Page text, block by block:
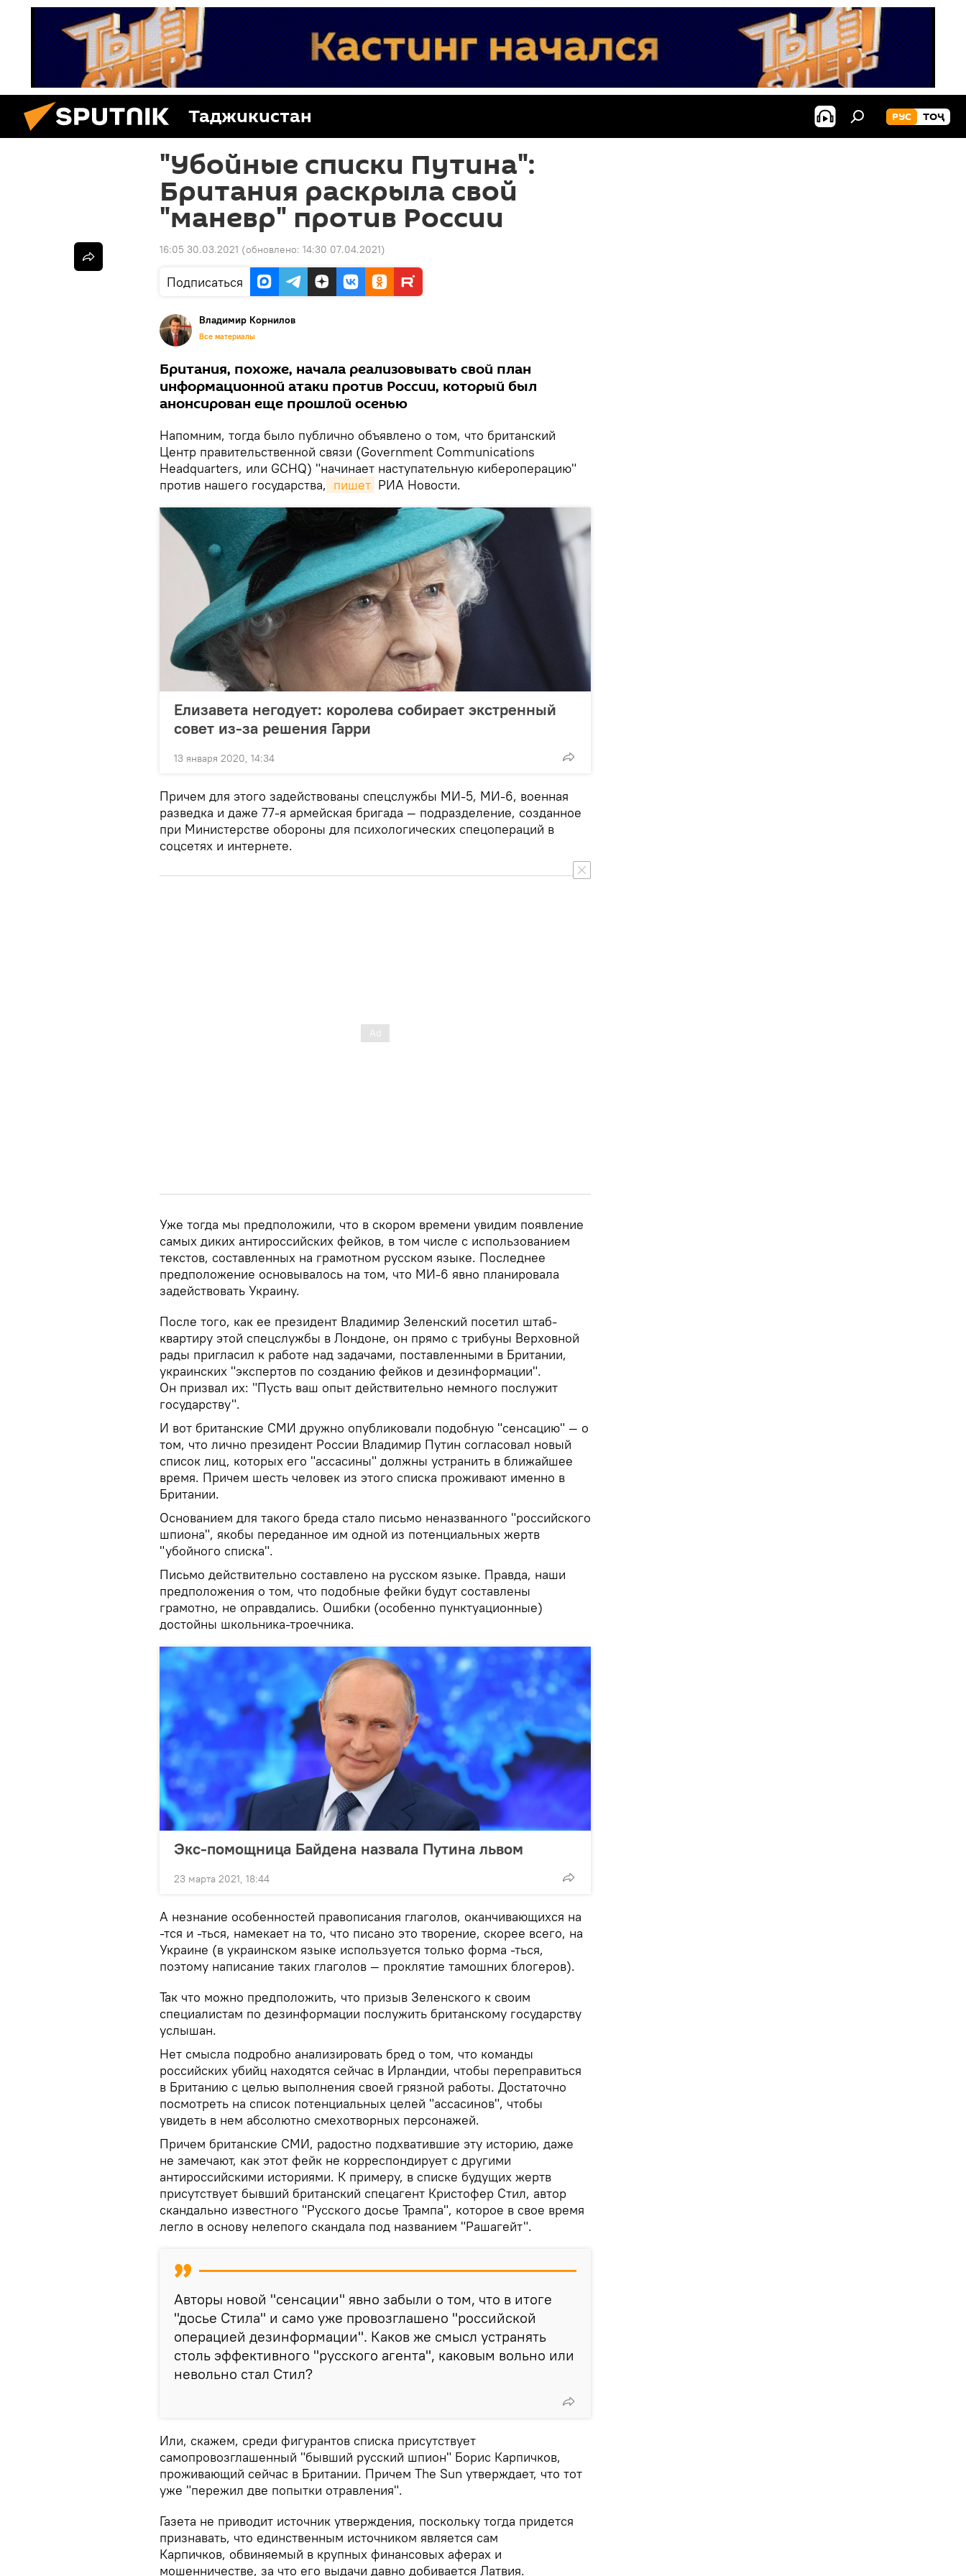
Таджикистан РУС ТОҶ
"Убойные списки Путина":
Британия раскрыла свой
"маневр" против России
16:05 30.03.2021 (обновлено: 14:30 07.04.2021)
Подписаться
Владимир Корнилов
Все материалы
Британия, похоже, начала реализовывать свой план
информационной атаки против России, который был
анонсирован еще прошлой осенью
Напомним, тогда было публично объявлено о том, что британский
Центр правительственной связи (Government Communications
Headquarters, или GCHQ) "начинает наступательную кибероперацию"
против нашего государства, пишет РИА Новости.
Елизавета негодует: королева собирает экстренный
совет из-за решения Гарри
13 января 2020, 14:34
Причем для этого задействованы спецслужбы МИ-5, МИ-6, военная
разведка и даже 77-я армейская бригада — подразделение, созданное
при Министерстве обороны для психологических спецопераций в
соцсетях и интернете.
Уже тогда мы предположили, что в скором времени увидим появление
самых диких антироссийских фейков, в том числе с использованием
текстов, составленных на грамотном русском языке. Последнее
предположение основывалось на том, что МИ-6 явно планировала
задействовать Украину.
После того, как ее президент Владимир Зеленский посетил штаб-
квартиру этой спецслужбы в Лондоне, он прямо с трибуны Верховной
рады пригласил к работе над задачами, поставленными в Британии,
украинских "экспертов по созданию фейков и дезинформации".
Он призвал их: "Пусть ваш опыт действительно немного послужит
государству".
И вот британские СМИ дружно опубликовали подобную "сенсацию" — о
том, что лично президент России Владимир Путин согласовал новый
список лиц, которых его "ассасины" должны устранить в ближайшее
время. Причем шесть человек из этого списка проживают именно в
Британии.
Основанием для такого бреда стало письмо неназванного "российского
шпиона", якобы переданное им одной из потенциальных жертв
"убойного списка".
Письмо действительно составлено на русском языке. Правда, наши
предположения о том, что подобные фейки будут составлены
грамотно, не оправдались. Ошибки (особенно пунктуационные)
достойны школьника-троечника.
Экс-помощница Байдена назвала Путина львом
23 марта 2021, 18:44
А незнание особенностей правописания глаголов, оканчивающихся на
-тся и -ться, намекает на то, что писано это творение, скорее всего, на
Украине (в украинском языке используется только форма -ться,
поэтому написание таких глаголов — проклятие тамошних блогеров).
Так что можно предположить, что призыв Зеленского к своим
специалистам по дезинформации послужить британскому государству
услышан.
Нет смысла подробно анализировать бред о том, что команды
российских убийц находятся сейчас в Ирландии, чтобы переправиться
в Британию с целью выполнения своей грязной работы. Достаточно
посмотреть на список потенциальных целей "ассасинов", чтобы
увидеть в нем абсолютно смехотворных персонажей.
Причем британские СМИ, радостно подхватившие эту историю, даже
не замечают, как этот фейк не корреспондирует с другими
антироссийскими историями. К примеру, в списке будущих жертв
присутствует бывший британский спецагент Кристофер Стил, автор
скандально известного "Русского досье Трампа", которое в свое время
легло в основу нелепого скандала под названием "Рашагейт".
Авторы новой "сенсации" явно забыли о том, что в итоге
"досье Стила" и само уже провозглашено "российской
операцией дезинформации". Каков же смысл устранять
столь эффективного "русского агента", каковым вольно или
невольно стал Стил?
Или, скажем, среди фигурантов списка присутствует
самопровозглашенный "бывший русский шпион" Борис Карпичков,
проживающий сейчас в Британии. Причем The Sun утверждает, что тот
уже "пережил две попытки отравления".
Газета не приводит источник утверждения, поскольку тогда придется
признавать, что единственным источником является сам
Карпичков, обвиняемый в крупных финансовых аферах и
мошенничестве, за что его выдачи давно добивается Латвия.